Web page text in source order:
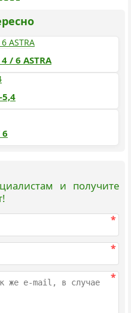
/ 6 ASTRA
и получите
*
*
*